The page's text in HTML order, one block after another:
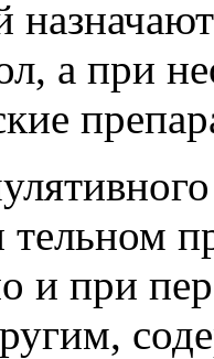
а при
тельном
и при